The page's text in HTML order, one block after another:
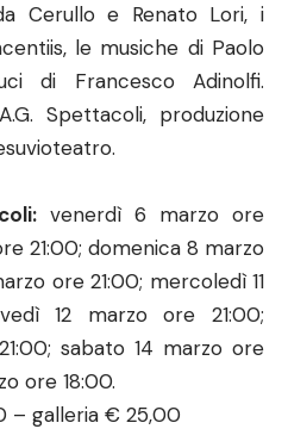
Cerullo e Renato Lori, i
le musiche di Paolo
di Francesco Adinolfi.
Spettacoli, produzione
venerdì 6 marzo ore
21:00; domenica 8 marzo
ore 21:00; mercoledì 11
12 marzo ore 21:00;
sabato 14 marzo ore
ore 18:00.
– galleria € 25,00